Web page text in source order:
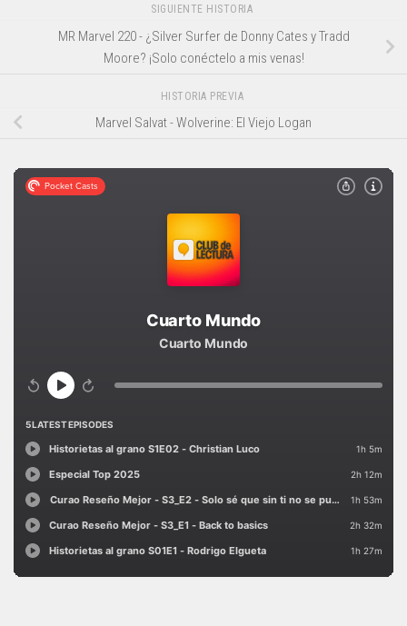
SIGUIENTE HISTORIA
MR Marvel 220 - ¿Silver Surfer de Donny Cates y Tradd
Moore? ¡Solo conéctelo a mis venas!
HISTORIA PREVIA
Marvel Salvat - Wolverine: El Viejo Logan